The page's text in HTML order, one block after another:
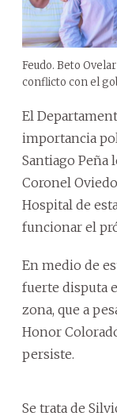
Feudo. Beto
conflicto con el
El
importancia
Santiago Peña
Coronel
Hospital de
funcionar el
En medio de
fuerte disputa
zona, que a
Honor
persiste.
Se trata de